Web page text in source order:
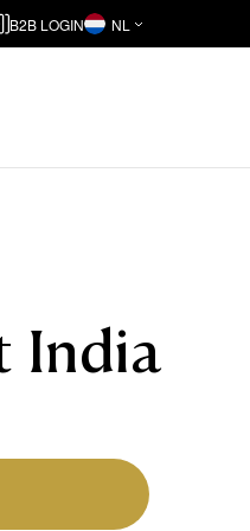
B2B LOGIN NL
India